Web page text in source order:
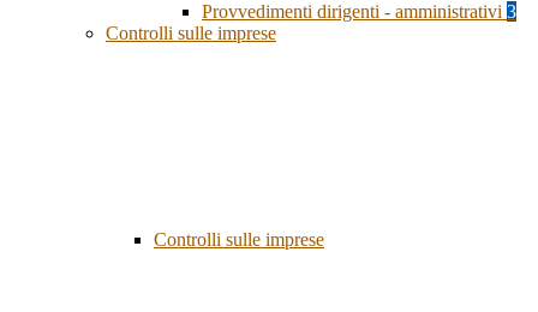
Provvedimenti dirigenti - amministrativi 3
Controlli sulle imprese
Controlli sulle imprese